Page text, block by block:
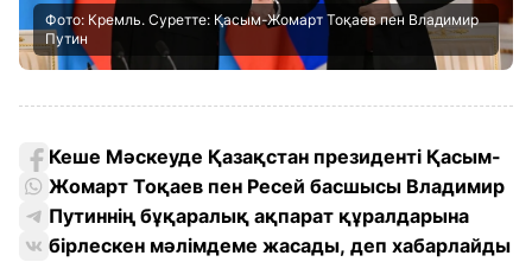
Фото: Кремль. Суретте: Қасым-Жомарт Тоқаев пен Владимир
Путин
Кеше Мәскеуде Қазақстан президенті Қасым-
Жомарт Тоқаев пен Ресей басшысы Владимир
Путиннің бұқаралық ақпарат құралдарына
бірлескен мәлімдеме жасады, деп хабарлайды